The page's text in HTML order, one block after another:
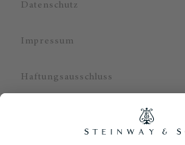
Datenschutz
Impressum
Haftungsausschluss